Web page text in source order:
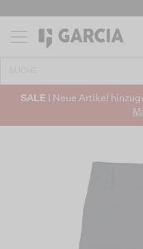
SALE | Neue Artikel